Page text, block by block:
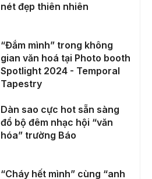
nét đẹp thiên nhiên
“Đắm mình” trong không
gian văn hoá tại Photo booth
Spotlight 2024 - Temporal
Tapestry
Dàn sao cực hot sẵn sàng
đổ bộ đêm nhạc hội “văn
hóa” trường Báo
“Cháy hết mình” cùng “anh